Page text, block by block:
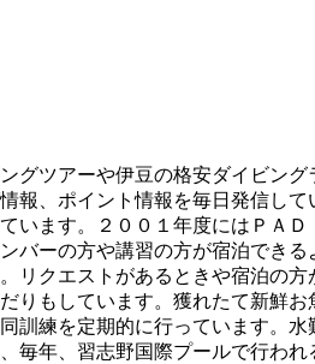
ツアーや伊豆の格安ダイビン
、ポイント情報を毎日発信し
ます。２００１年度にはＰＡ
ーの方や講習の方が宿泊でき
クエストがあるときや宿泊の
もしています。獲れたて新鮮
練を定期的に行っています。
年、習志野国際プールで行わ